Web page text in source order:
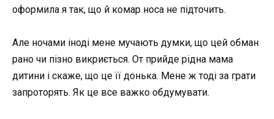
оформила я так, що й комар носа не підточить.
Але ночами іноді мене мучають думки, що цей обман
рано чи пізно викриється. От прийде рідна мама
дитини і скаже, що це її донька. Мене ж тоді за грати
запроторять. Як це все важко обдумувати.